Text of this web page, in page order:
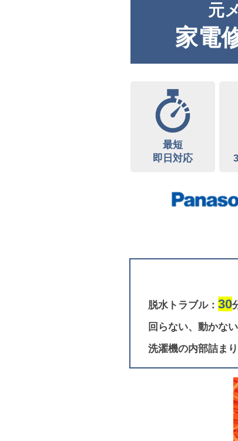
元
家電
最短
即日対応
脱水トラブル： 30
回らない、動かな
洗濯機の内部詰まり